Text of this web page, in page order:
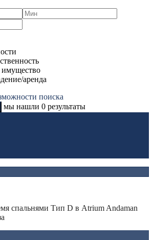
аренда
поиска
мы нашли 0 результаты
спальнями Тип D в Atrium Andaman